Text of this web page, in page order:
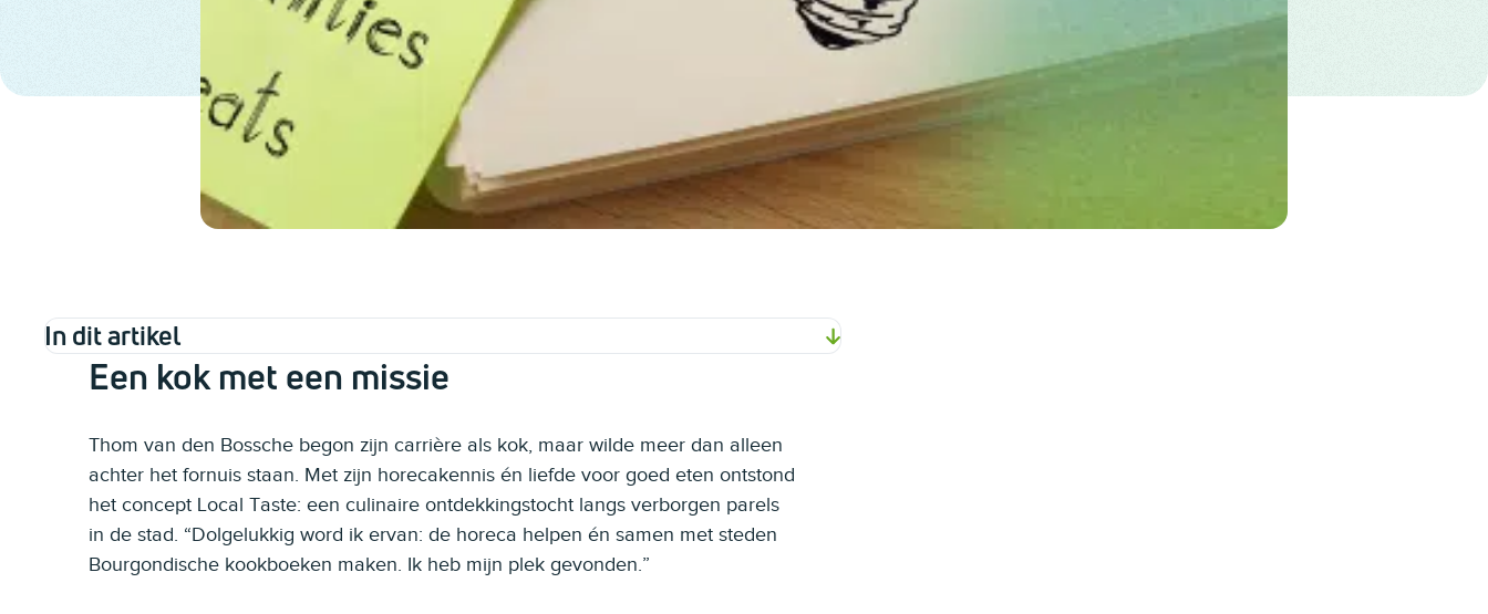
In dit artikel
Een kok met een missie
Thom van den Bossche begon zijn carrière als kok, maar wilde meer dan alleen
achter het fornuis staan. Met zijn horecakennis én liefde voor goed eten ontstond
het concept Local Taste: een culinaire ontdekkingstocht langs verborgen parels
in de stad. “Dolgelukkig word ik ervan: de horeca helpen én samen met steden
Bourgondische kookboeken maken. Ik heb mijn plek gevonden.”